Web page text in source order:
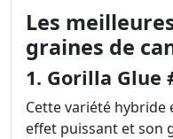
Les
graines de
1. Gorilla Glue
Cette variété hybride
effet puissant et son